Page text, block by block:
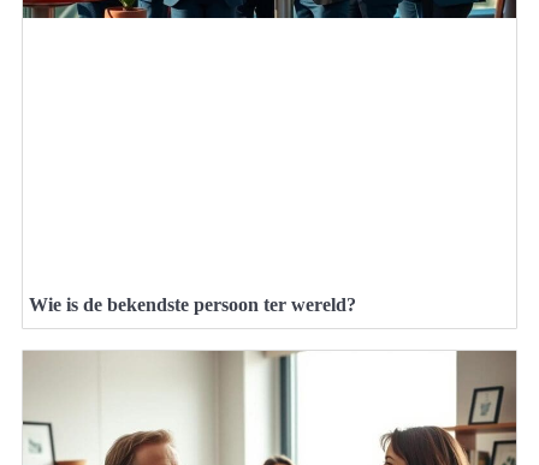
Wie is de bekendste persoon ter wereld?